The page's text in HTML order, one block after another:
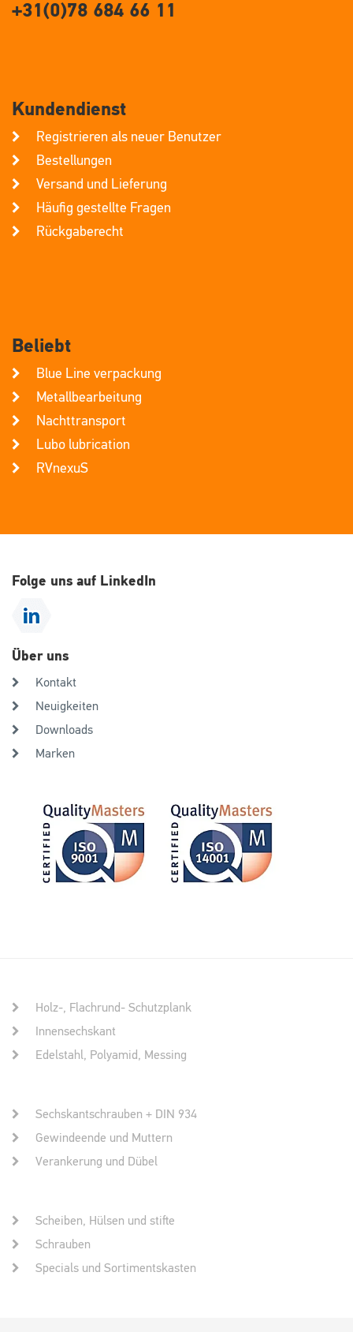
+31(0)78 684 66 11
Kundendienst
Registrieren als neuer Benutzer
Bestellungen
Versand und Lieferung
Häufig gestellte Fragen
Rückgaberecht
Beliebt
Blue Line verpackung
Metallbearbeitung
Nachttransport
Lubo lubrication
RVnexuS
Folge uns auf LinkedIn
Über uns
Kontakt
Neuigkeiten
Downloads
Marken
Holz-, Flachrund- Schutzplank
Innensechskant
Edelstahl, Polyamid, Messing
Sechskantschrauben + DIN 934
Gewindeende und Muttern
Verankerung und Dübel
Scheiben, Hülsen und stifte
Schrauben
Specials und Sortimentskasten